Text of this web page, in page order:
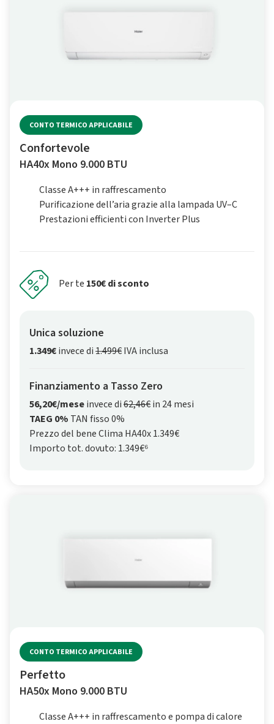
CONTO TERMICO APPLICABILE
Confortevole
HA40x Mono 9.000 BTU
Classe A+++ in raffrescamento
Purificazione dell’aria grazie alla lampada UV–C
Prestazioni efficienti con Inverter Plus
Per te 150€ di sconto
Unica soluzione
1.349€invece di1.499€IVA inclusa
Finanziamento a Tasso Zero
56,20€/meseinvece di62,46€in 24 mesi
TAEG 0% TAN fisso 0%
Prezzo del bene Clima HA40x 1.349€
Importo tot. dovuto: 1.349€⁶
CONTO TERMICO APPLICABILE
Perfetto
HA50x Mono 9.000 BTU
Classe A+++ in raffrescamento e pompa di calore